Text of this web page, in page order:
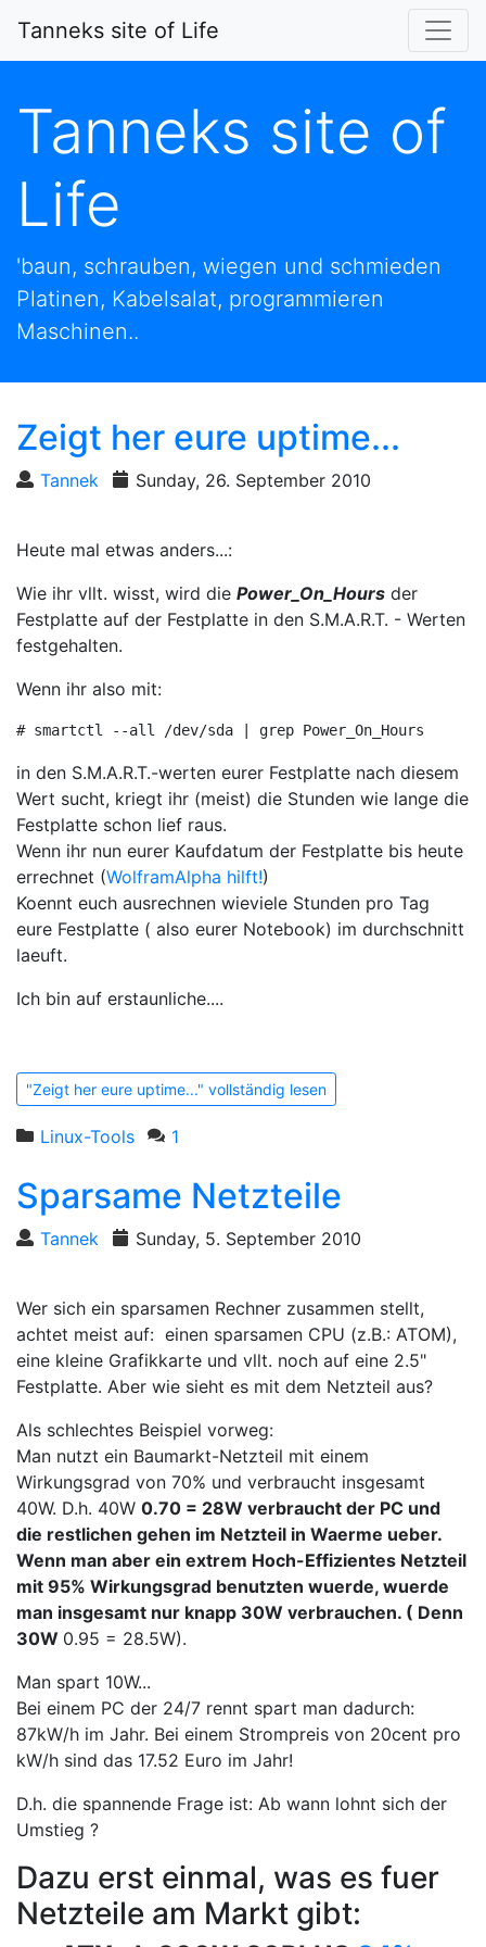
Tanneks site of Life
Tanneks site of
Life
'baun, schrauben, wiegen und schmieden
Platinen, Kabelsalat, programmieren
Maschinen..
Zeigt her eure uptime...
Tannek Sunday, 26. September 2010
Heute mal etwas anders...:
Wie ihr vllt. wisst, wird die Power_On_Hours der
Festplatte auf der Festplatte in den S.M.A.R.T. - Werten
festgehalten.
Wenn ihr also mit:
# smartctl --all /dev/sda | grep Power_On_Hours
in den S.M.A.R.T.-werten eurer Festplatte nach diesem
Wert sucht, kriegt ihr (meist) die Stunden wie lange die
Festplatte schon lief raus.
Wenn ihr nun eurer Kaufdatum der Festplatte bis heute
errechnet (WolframAlpha hilft!)
Koennt euch ausrechnen wieviele Stunden pro Tag
eure Festplatte ( also eurer Notebook) im durchschnitt
laeuft.
Ich bin auf erstaunliche....
"Zeigt her eure uptime..." vollständig lesen
Linux-Tools 1
Sparsame Netzteile
Tannek Sunday, 5. September 2010
Wer sich ein sparsamen Rechner zusammen stellt,
achtet meist auf: einen sparsamen CPU (z.B.: ATOM),
eine kleine Grafikkarte und vllt. noch auf eine 2.5"
Festplatte. Aber wie sieht es mit dem Netzteil aus?
Als schlechtes Beispiel vorweg:
Man nutzt ein Baumarkt-Netzteil mit einem
Wirkungsgrad von 70% und verbraucht insgesamt
40W. D.h. 40W 0.70 = 28W verbraucht der PC und
die restlichen gehen im Netzteil in Waerme ueber.
Wenn man aber ein extrem Hoch-Effizientes Netzteil
mit 95% Wirkungsgrad benutzten wuerde, wuerde
man insgesamt nur knapp 30W verbrauchen. ( Denn
30W 0.95 = 28.5W).
Man spart 10W...
Bei einem PC der 24/7 rennt spart man dadurch:
87kW/h im Jahr. Bei einem Strompreis von 20cent pro
kW/h sind das 17.52 Euro im Jahr!
D.h. die spannende Frage ist: Ab wann lohnt sich der
Umstieg ?
Dazu erst einmal, was es fuer
Netzteile am Markt gibt: